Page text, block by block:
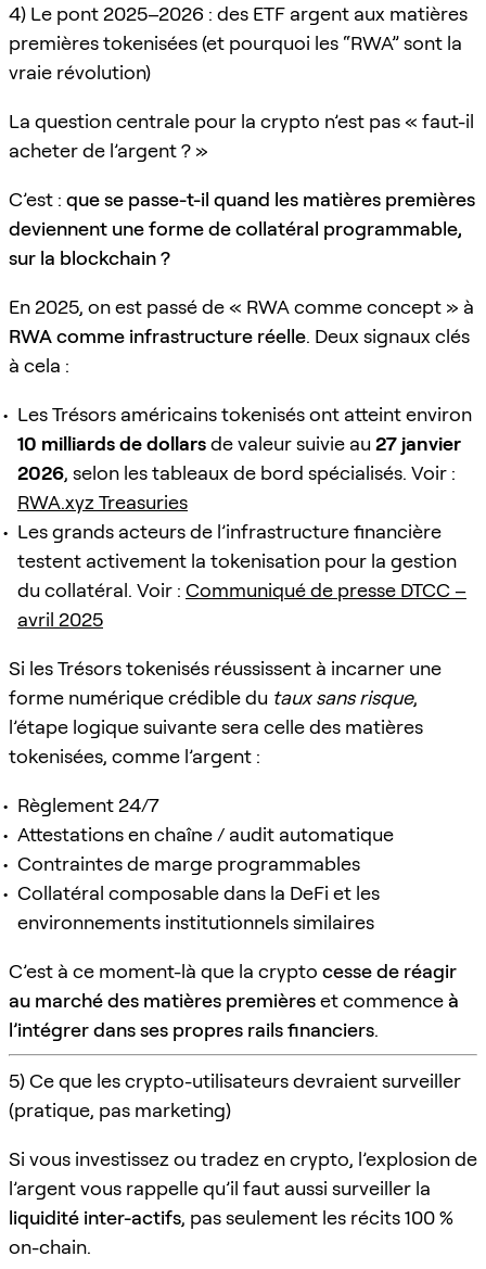
4) Le pont 2025–2026 : des ETF argent aux matières
premières tokenisées (et pourquoi les “RWA” sont la
vraie révolution)
La question centrale pour la crypto n’est pas « faut-il
acheter de l’argent ? »
C’est : que se passe-t-il quand les matières premières
deviennent une forme de collatéral programmable,
sur la blockchain ?
En 2025, on est passé de « RWA comme concept » à
RWA comme infrastructure réelle. Deux signaux clés
à cela :
Les Trésors américains tokenisés ont atteint environ
10 milliards de dollarsde valeur suivie au 27 janvier
2026, selon les tableaux de bord spécialisés. Voir :
RWA.xyz Treasuries
Les grands acteurs de l’infrastructure financière
testent activement la tokenisation pour la gestion
du collatéral. Voir : Communiqué de presse DTCC –
avril 2025
Si les Trésors tokenisés réussissent à incarner une
forme numérique crédible du taux sans risque,
l’étape logique suivante sera celle des matières
tokenisées, comme l’argent :
Règlement 24/7
Attestations en chaîne / audit automatique
Contraintes de marge programmables
Collatéral composable dans la DeFi et les
environnements institutionnels similaires
C’est à ce moment-là que la crypto cesse de réagir
au marché des matières premièreset commenceà
l’intégrer dans ses propres rails financiers.
5) Ce que les crypto-utilisateurs devraient surveiller
(pratique, pas marketing)
Si vous investissez ou tradez en crypto, l’explosion de
l’argent vous rappelle qu’il faut aussi surveiller la
liquidité inter-actifs, pas seulement les récits 100 %
on-chain.